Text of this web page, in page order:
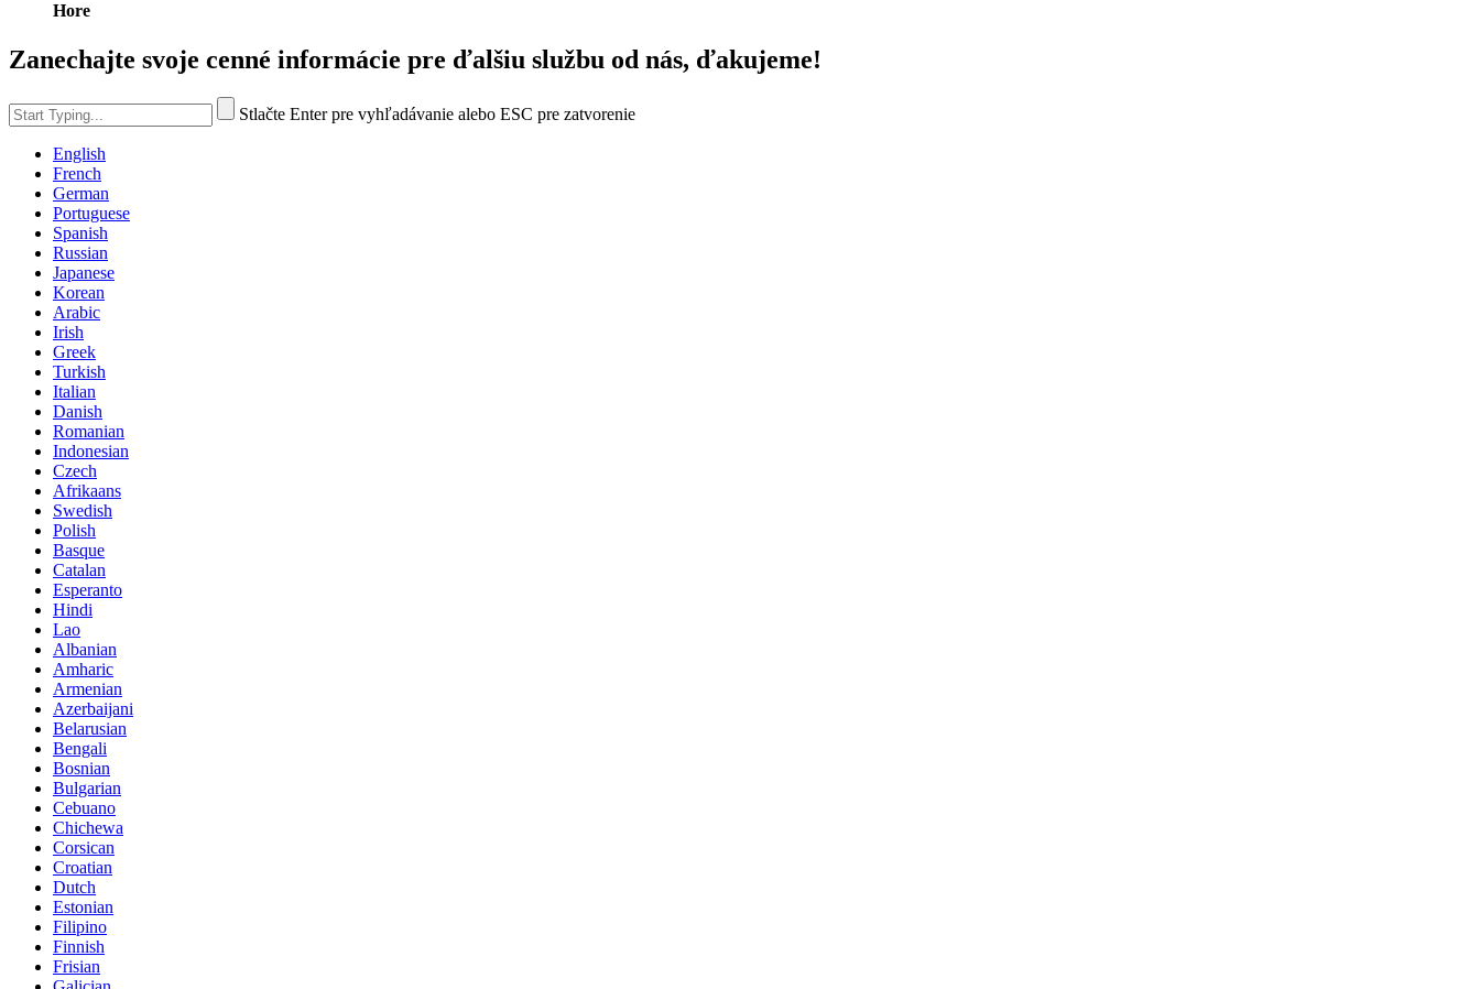
Hore
Zanechajte svoje cenné informácie pre ďalšiu službu od nás, ďakujeme!
Stlačte Enter pre vyhľadávanie alebo ESC pre zatvorenie
English
French
German
Portuguese
Spanish
Russian
Japanese
Korean
Arabic
Irish
Greek
Turkish
Italian
Danish
Romanian
Indonesian
Czech
Afrikaans
Swedish
Polish
Basque
Catalan
Esperanto
Hindi
Lao
Albanian
Amharic
Armenian
Azerbaijani
Belarusian
Bengali
Bosnian
Bulgarian
Cebuano
Chichewa
Corsican
Croatian
Dutch
Estonian
Filipino
Finnish
Frisian